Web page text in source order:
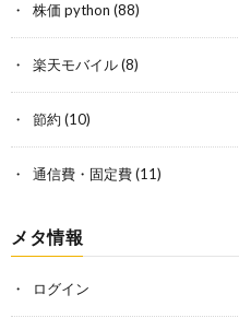
株価 python (88)
楽天モバイル(8)
節約 (10)
通信費・固定費(11)
メタ情報
ログイン